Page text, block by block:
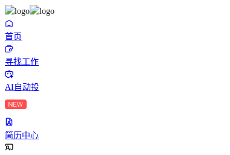
首页
寻找工作
AI自动投
简历中心